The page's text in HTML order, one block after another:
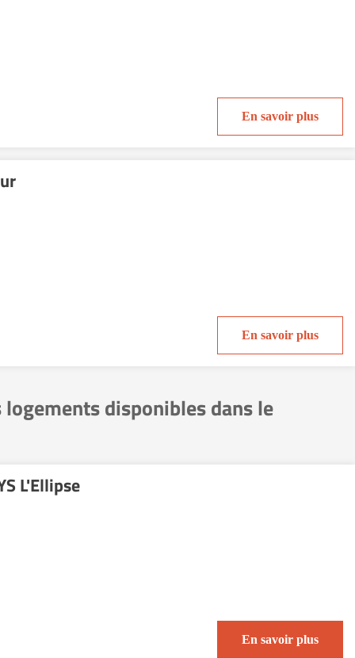
En savoir plus
En savoir plus
disponibles dans le
L'Ellipse
En savoir plus